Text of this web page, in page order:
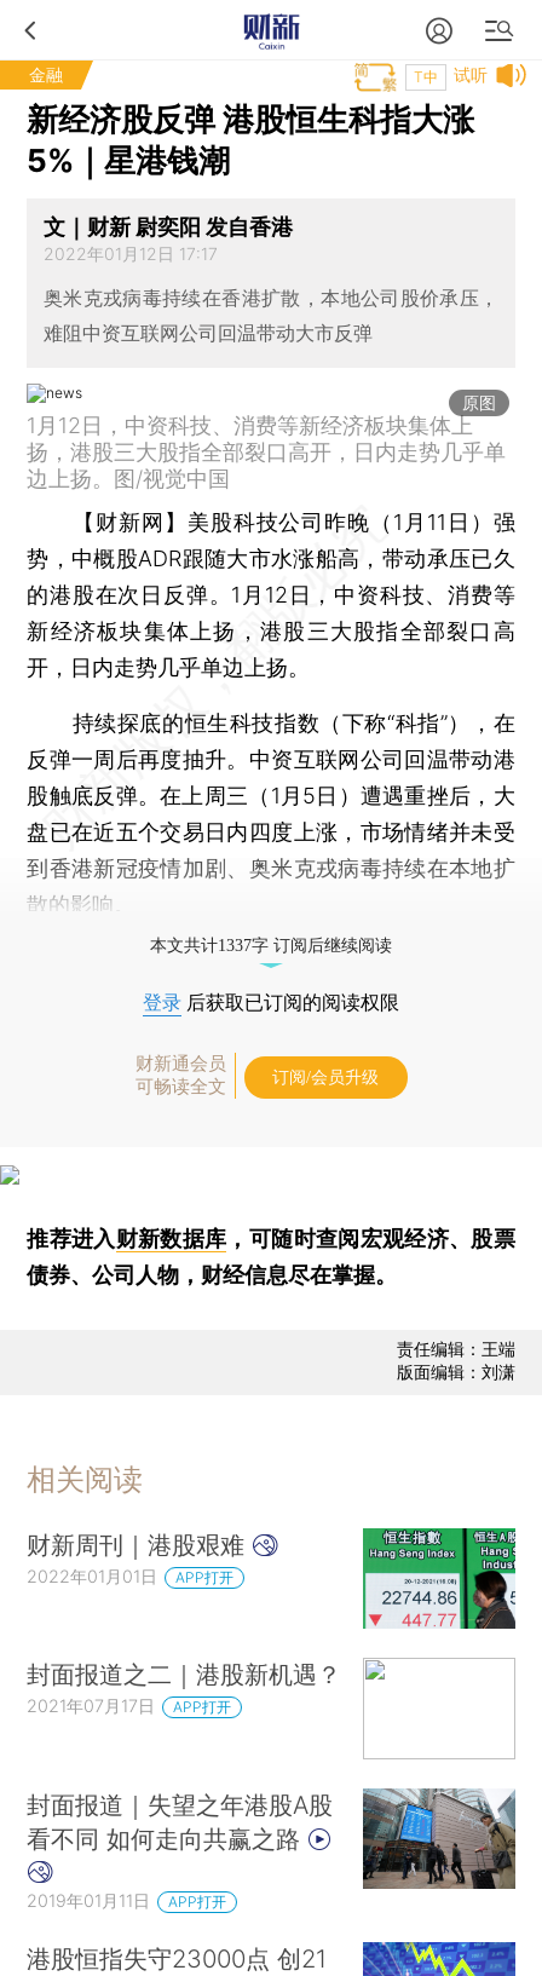
金融 试听
T中
新经济股反弹 港股恒生科指大涨
5%｜星港钱潮
文｜财新 尉奕阳 发自香港
2022年01月12日 17:17
奥米克戎病毒持续在香港扩散，本地公司股价承压，
难阻中资互联网公司回温带动大市反弹
原图
1月12日，中资科技、消费等新经济板块集体上
扬，港股三大股指全部裂口高开，日内走势几乎单
边上扬。图/视觉中国
【财新网】 美股科技公司昨晚（1月11日）强
势，中概股ADR跟随大市水涨船高，带动承压已久
的港股在次日反弹。1月12日，中资科技、消费等
新经济板块集体上扬，港股三大股指全部裂口高
开，日内走势几乎单边上扬。
持续探底的恒生科技指数（下称“科指”），在
反弹一周后再度抽升。中资互联网公司回温带动港
股触底反弹。在上周三（1月5日）遭遇重挫后，大
盘已在近五个交易日内四度上涨，市场情绪并未受
到香港新冠疫情加剧、奥米克戎病毒持续在本地扩
散的影响。
本文共计1337字 订阅后继续阅读
登录 后获取已订阅的阅读权限
财新通会员
可畅读全文
订阅/会员升级
推荐进入财新数据库 ，可随时查阅宏观经济、股票
债券、公司人物，财经信息尽在掌握。
责任编辑：王端
版面编辑：刘潇
相关阅读
财新周刊｜港股艰难
2022年01月01日 APP打开
封面报道之二｜港股新机遇？
2021年07月17日 APP打开
封面报道｜失望之年港股A股
看不同 如何走向共赢之路
2019年01月11日 APP打开
港股恒指失守23000点 创21